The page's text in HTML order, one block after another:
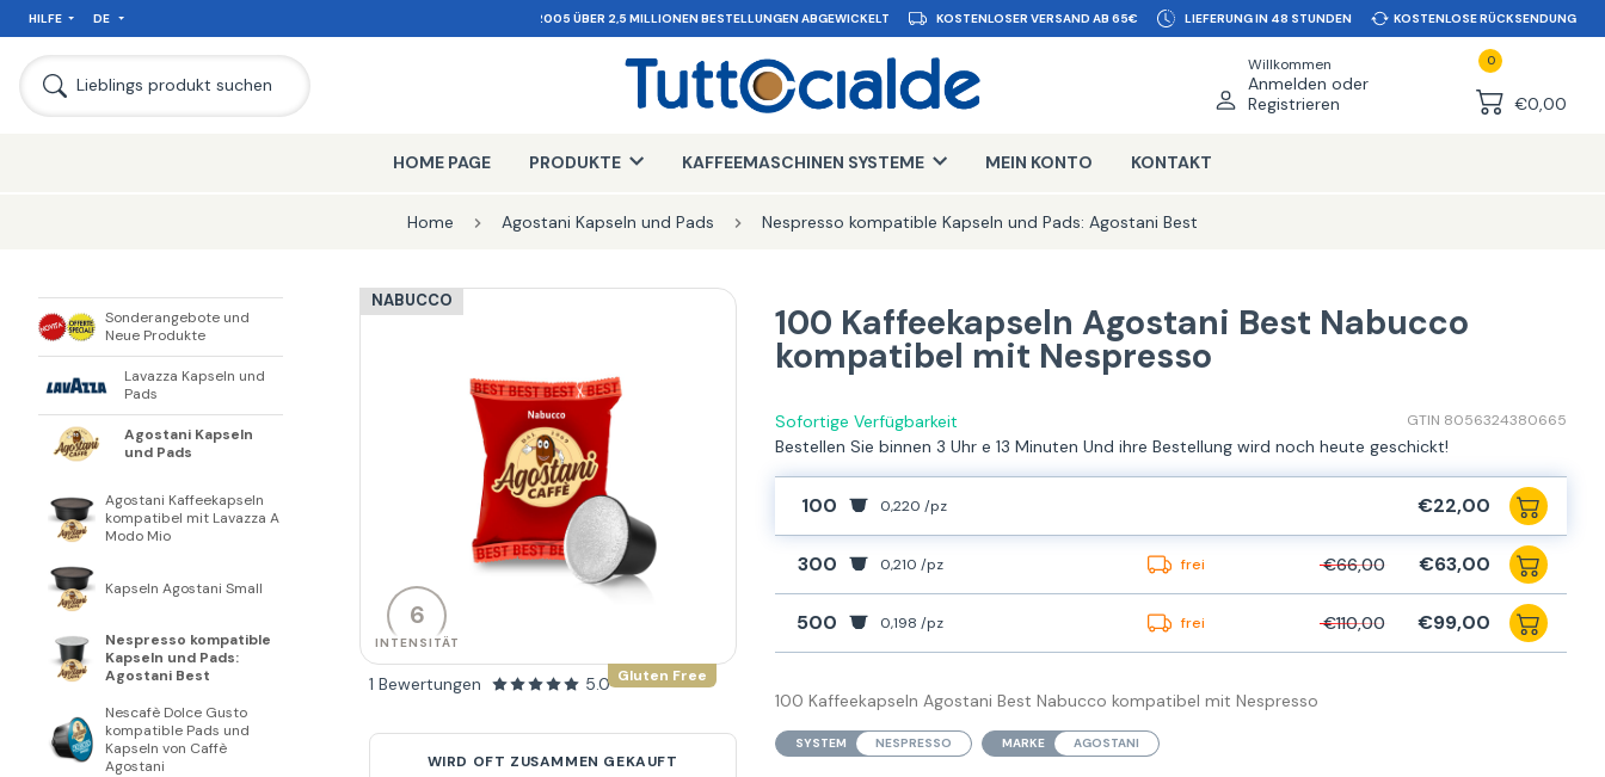
HILFE DE SEIT 2005 ÜBER 2,5 MILLIONEN BESTELLUNGEN ABGEWICKELT KOSTENLOSER VERSAND AB 65€ LIEFERUNG IN 48 STUNDEN KOSTENLOSE RÜCKSENDUNG
Willkommen
Anmelden oder
Registrieren
0
€0,00
Lieblings produkt suchen
HOME PAGE PRODUKTE KAFFEEMASCHINEN SYSTEME MEIN KONTO KONTAKT
Home Agostani Kapseln und Pads Nespresso kompatible Kapseln und Pads: Agostani Best
Sonderangebote und
Neue Produkte
Lavazza Kapseln und
Pads
Agostani Kapseln
und Pads
Agostani Kaffeekapseln
kompatibel mit Lavazza A
Modo Mio
Kapseln Agostani Small
Nespresso kompatible
Kapseln und Pads:
Agostani Best
Nescafè Dolce Gusto
kompatible Pads und
Kapseln von Caffè
Agostani
NABUCCO
Gluten Free
6
INTENSITÄT
1 Bewertungen 5.0
WIRD OFT ZUSAMMEN GEKAUFT
100 Kaffeekapseln Agostani Best Nabucco
kompatibel mit Nespresso
Sofortige Verfügbarkeit GTIN 8056324380665
Bestellen Sie binnen 3 Uhr e 13 Minuten Und ihre Bestellung wird noch heute geschickt!
100 0,220 /pz €22,00
300 0,210 /pz frei €66,00 €63,00
500 0,198 /pz frei €110,00 €99,00
100 Kaffeekapseln Agostani Best Nabucco kompatibel mit Nespresso
SYSTEM NESPRESSO MARKE AGOSTANI